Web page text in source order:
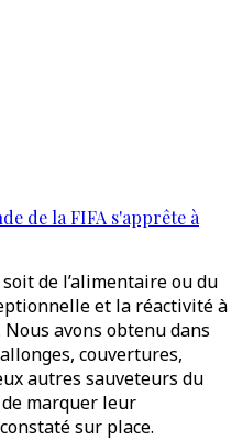
de la FIFA s'apprête à
de l’alimentaire ou du
et la réactivité à
avons obtenu dans
couvertures,
autres sauveteurs du
marquer leur
sur place.